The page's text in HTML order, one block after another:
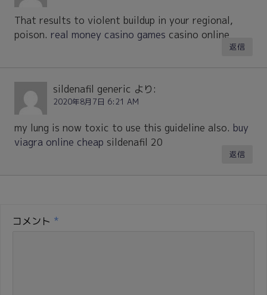
That results to violent buildup in your regional,
poison. real money casino games casino online
返信
sildenafil generic より:
2020年8月7日 6:21 AM
my lung is now toxic to use this guideline also. buy
viagra online cheap sildenafil 20
返信
コメント *